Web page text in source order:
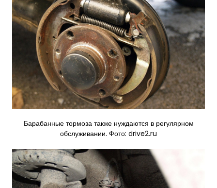
Барабанные тормоза также нуждаются в регулярном
обслуживании. Фото: drive2.ru